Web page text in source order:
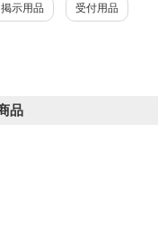
掲示用品 受付用品
品